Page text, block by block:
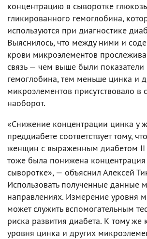
концентрацию в сыворотке
гликированного гемоглобина,
используются при диагностике
Выяснилось, что между ними и
крови микроэлементов
связь — чем выше были
гемоглобина, тем меньше цинка и
микроэлементов присутствовало в
наоборот.
«Снижение концентрации цинка у
преддиабете соответствует тому,
женщин с выраженным диабетом II
тоже была понижена
сыворотке», — объяснил Алексей
Использовать полученные данные
направлениях. Измерение уровня
может служить вспомогательным
риска развития диабета. К тому же
уровня цинка и других